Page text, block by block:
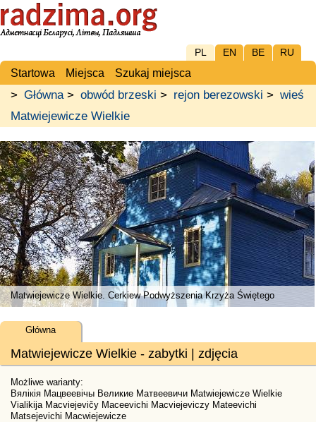
PL EN BE RU
Startowa Miejsca Szukaj miejsca
> Główna> obwód brzeski > rejon berezowski > wieś
Matwiejewicze Wielkie
Matwiejewicze Wielkie. Cerkiew Podwyższenia Krzyża Świętego
Matwiejewicze Wielkie - zabytki | zdjęcia
Główna
Możliwe warianty:
Вялікія Мацвеевічы Великие Матвеевичи Matwiejewicze Wielkie
Vialikija Macviejevičy Maceevichi Macviejeviczy Mateevichi
Matsejevichi Macwiejewicze